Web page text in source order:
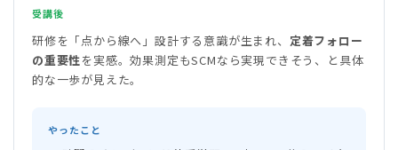
受講後
研修を「点から線へ」設計する意識が生まれ、 定着フォロー
の重要性を実感。効果測定もSCMなら実現できそう、と具体
的な一歩が見えた。
やったこと